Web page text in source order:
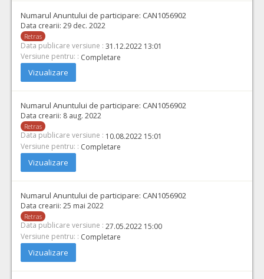
Numarul Anuntului de participare: CAN1056902
Data crearii: 29 dec. 2022
Retras
Data publicare versiune : 31.12.2022 13:01
Versiune pentru: : Completare
Vizualizare
Numarul Anuntului de participare: CAN1056902
Data crearii: 8 aug. 2022
Retras
Data publicare versiune : 10.08.2022 15:01
Versiune pentru: : Completare
Vizualizare
Numarul Anuntului de participare: CAN1056902
Data crearii: 25 mai 2022
Retras
Data publicare versiune : 27.05.2022 15:00
Versiune pentru: : Completare
Vizualizare